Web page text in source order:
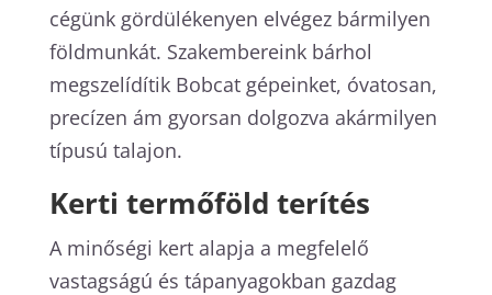
cégünk gördülékenyen elvégez bármilyen
földmunkát. Szakembereink bárhol
megszelídítik Bobcat gépeinket, óvatosan,
precízen ám gyorsan dolgozva akármilyen
típusú talajon.
Kerti termőföld terítés
A minőségi kert alapja a megfelelő
vastagságú és tápanyagokban gazdag